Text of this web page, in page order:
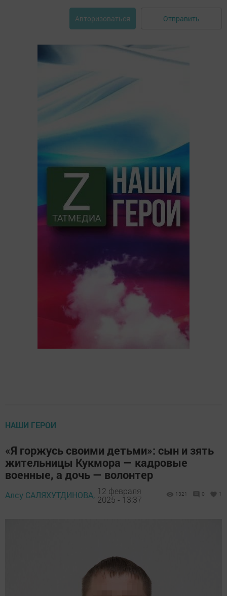
Авторизоваться Отправить
НАШИ ГЕРОИ
«Я горжусь своими детьми»: сын и зять
жительницы Кукмора — кадровые
военные, а дочь — волонтер
Алсу САЛЯХУТДИНОВА, 12 февраля
2025 - 13:37
1321 0 1